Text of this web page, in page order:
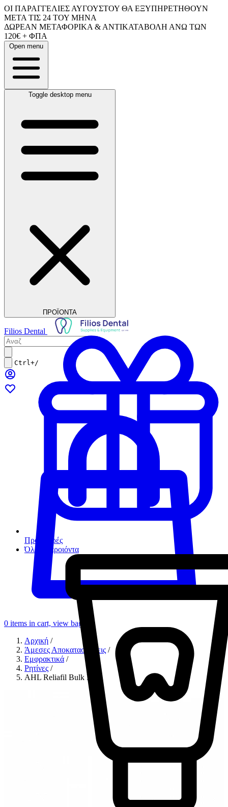
ΟΙ ΠΑΡΑΓΓΕΛΙΕΣ ΑΥΓΟΥΣΤΟΥ ΘΑ ΕΞΥΠΗΡΕΤΗΘΟΥΝ
ΜΕΤΑ ΤΙΣ 24 ΤΟΥ ΜΗΝΑ
ΔΩΡΕΑΝ ΜΕΤΑΦΟΡΙΚΑ & ΑΝΤΙΚΑΤΑΒΟΛΗ ΑΝΩ ΤΩΝ
120€ + ΦΠΑ
Open menu
Toggle desktop menu
ΠΡΟΪΟΝΤΑ
Προσφορές
Όλα τα προιόντα
Filios Dental
Ctrl+/
0 items in cart, view bag
Αρχική /
Άμεσες Αποκαταστάσεις /
Εμφρακτικά /
Ρητίνες /
AHL Reliafil Bulk Fill